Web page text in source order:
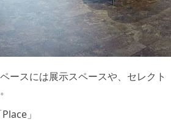
ースには展示スペースや、セレクト